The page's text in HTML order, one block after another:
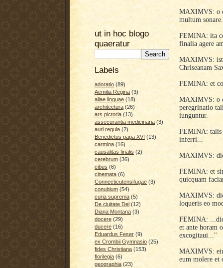
ut in hoc blogo
quaeratur
Labels
adoratio (89)
Aemilia Regina (3)
aliae linguae (18)
architectura (26)
ars pictoria (13)
assecurantia medicinaria (3)
auri regula (2)
Benedictus papa XVI (13)
carmina (16)
causalitas finalis (2)
cerebrum (36)
cibus (6)
cinemata (6)
Connecticutensifugae (3)
conubium (54)
curia suprema (5)
De ciuitate Dei (12)
Diana Montana (3)
docere (29)
ducere (16)
Eduardus Feser (9)
ex Crombii Gymnasio (25)
fides Christiana (153)
florilegia (6)
geographia (23)
MAXIMVS: o
multum sonare.
FEMINA: ita
finalia agere
MAXIMVS:
Chriseanam
FEMINA: et
MAXIMVS: o
peregrinatio
iunguntur.
FEMINA: talis
inferri...
MAXIMVS:
FEMINA: et
quicquam
MAXIMVS:
loqueris eo
FEMINA:
et ante horam
excogitaui..."
MAXIMVS:
eum molere et